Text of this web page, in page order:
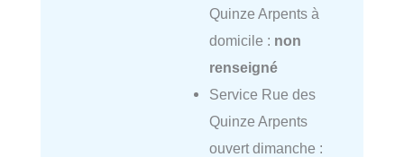
Quinze Arpents à
domicile : non
renseigné
Service Rue des
Quinze Arpents
ouvert dimanche :